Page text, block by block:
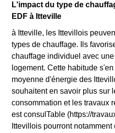
L'impact du type de
EDF à Itteville
à Itteville, les Ittevillois
types de chauffage. Ils
chauffage individuel avec
logement. Cette habitude
moyenne d'énergie des
souhaitent en savoir plus sur
consommation et les travaux
est consulTable (https://
Ittevillois pourront